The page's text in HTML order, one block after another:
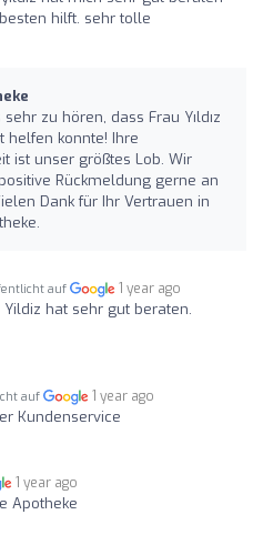
hilft. sehr tolle
zu hören, dass Frau Yıldız
helfen konnte! Ihre
ist unser größtes Lob. Wir
Rückmeldung gerne an
Dank für Ihr Vertrauen in
auf 1 year ago
Yildiz hat sehr gut beraten.
auf 1 year ago
Kundenservice
1 year ago
Apotheke